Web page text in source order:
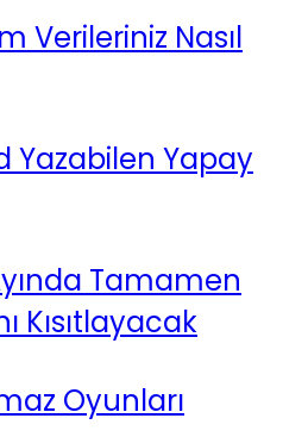
Verileriniz Nasıl
Yazabilen Yapay
Tamamen
Kısıtlayacak
Oyunları